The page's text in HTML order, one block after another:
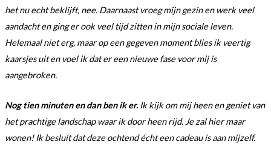
het nu echt beklijft, nee. Daarnaast vroeg mijn gezin en werk veel
aandacht en ging er ook veel tijd zitten in mijn sociale leven.
Helemaal niet erg, maar op een gegeven moment blies ik veertig
kaarsjes uit en voel ik dat er een nieuwe fase voor mij is
aangebroken.
Nog tien minuten en dan ben ik er. Ik kijk om mij heen en geniet van
het prachtige landschap waar ik door heen rijd. Je zal hier maar
wonen! Ik besluit dat deze ochtend écht een cadeau is aan mijzelf.